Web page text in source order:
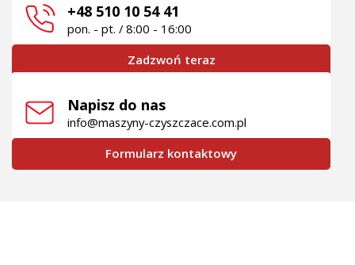
+48 510 10 54 41
pon. - pt. / 8:00 - 16:00
Zadzwoń teraz
Napisz do nas
info@maszyny-czyszczace.com.pl
Formularz kontaktowy